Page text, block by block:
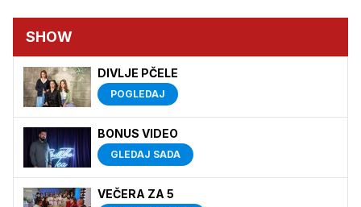
SHOW
DIVLJE PČELE
POGLEDAJ
BONUS VIDEO
GLEDAJ SADA
VEČERA ZA 5